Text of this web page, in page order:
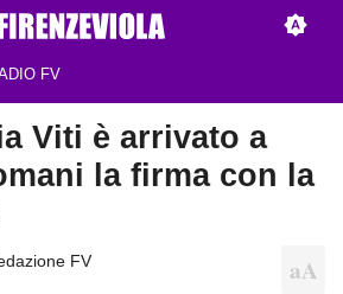
FV
Viti è arrivato a
la firma con la
FV